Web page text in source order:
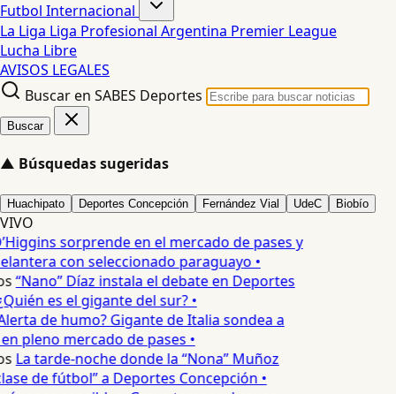
Futbol Internacional
La Liga Liga Profesional Argentina Premier League
Lucha Libre
AVISOS LEGALES
Buscar en SABES Deportes
Buscar
▲ Búsquedas sugeridas
Huachipato Deportes Concepción Fernández Vial UdeC Biobío
VIVO
sorprende en el mercado de pases y
con seleccionado paraguayo •
“Nano” Díaz instala el debate en Deportes
es el gigante del sur? •
de humo? Gigante de Italia sondea a
pleno mercado de pases •
La tarde-noche donde la “Nona” Muñoz
de fútbol” a Deportes Concepción •